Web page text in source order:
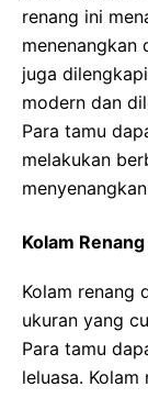
renang ini
menenangkan
juga
modern dan
Para tamu
melakukan
Kolam Renang
Kolam renang
ukuran yang
Para tamu
leluasa.